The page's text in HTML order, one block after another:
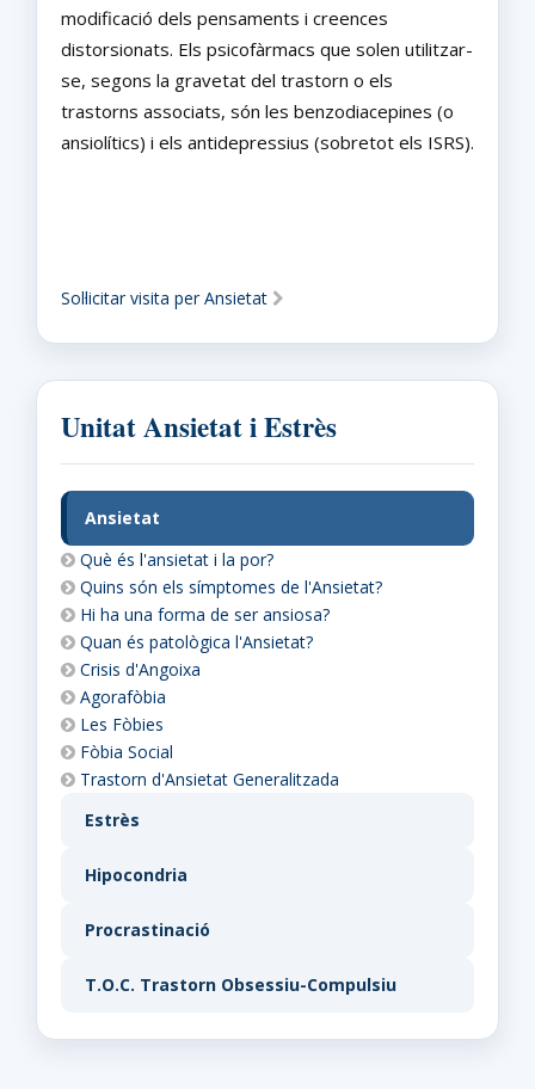
modificació dels pensaments i creences
distorsionats. Els psicofàrmacs que solen utilitzar-
se, segons la gravetat del trastorn o els
trastorns associats, són les benzodiacepines (o
ansiolítics) i els antidepressius (sobretot els ISRS).
Sol·licitar visita per Ansietat
Unitat Ansietat i Estrès
Ansietat
Què és l'ansietat i la por?
Quins són els símptomes de l'Ansietat?
Hi ha una forma de ser ansiosa?
Quan és patològica l'Ansietat?
Crisis d'Angoixa
Agorafòbia
Les Fòbies
Fòbia Social
Trastorn d'Ansietat Generalitzada
Estrès
Hipocondria
Procrastinació
T.O.C. Trastorn Obsessiu-Compulsiu